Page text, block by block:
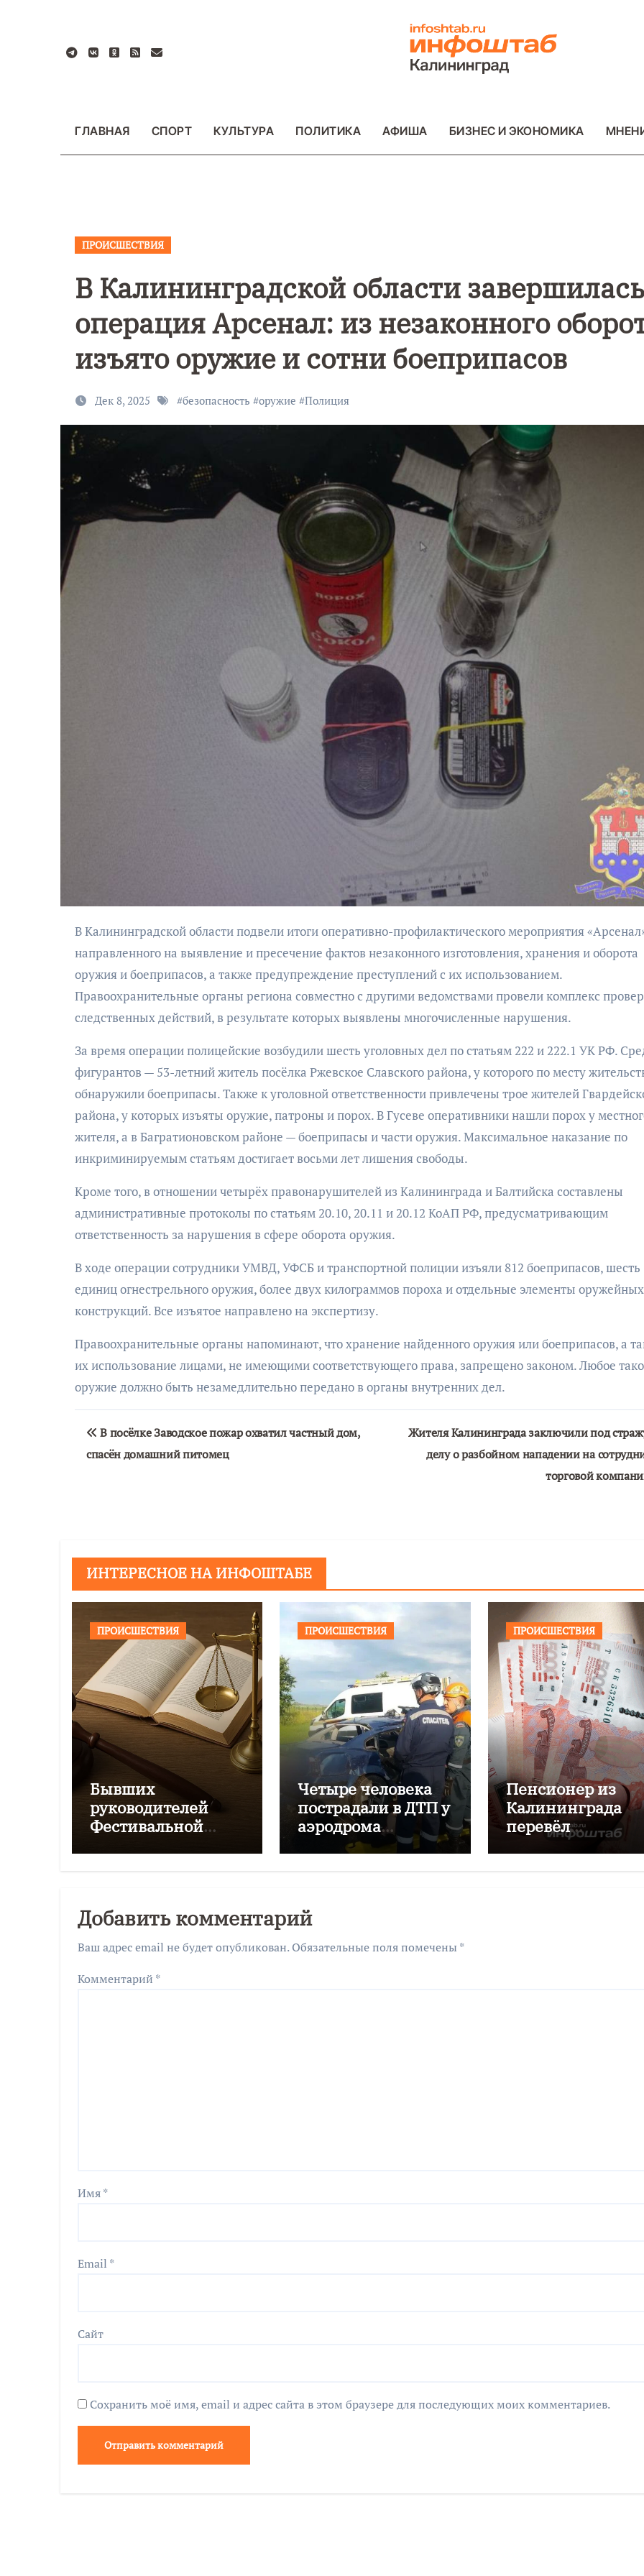
содержанию
ГЛАВНАЯ СПОРТ КУЛЬТУРА ПОЛИТИКА АФИША БИЗНЕС И ЭКОНОМИКА
ПРОИСШЕСТВИЯ
В Калининградской области завершилась
операция Арсенал: из незаконного
изъято оружие и сотни боеприпасов
Дек 8, 2025 #безопасность #оружие #Полиция
В Калининградской области подвели итоги оперативно-профилактического мероприятия «Арсенал»,
направленного на выявление и пресечение фактов незаконного изготовления, хранения и оборота
оружия и боеприпасов, а также предупреждение преступлений с их использованием.
Правоохранительные органы региона совместно с другими ведомствами провели комплекс
следственных действий, в результате которых выявлены многочисленные нарушения.
За время операции полицейские возбудили шесть уголовных дел по статьям 222 и 222.1 УК РФ.
фигурантов — 53-летний житель посёлка Ржевское Славского района, у которого по месту
обнаружили боеприпасы. Также к уголовной ответственности привлечены трое жителей
района, у которых изъяты оружие, патроны и порох. В Гусеве оперативники нашли порох у
жителя, а в Багратионовском районе — боеприпасы и части оружия. Максимальное наказание по
инкриминируемым статьям достигает восьми лет лишения свободы.
Кроме того, в отношении четырёх правонарушителей из Калининграда и Балтийска составлены
административные протоколы по статьям 20.10, 20.11 и 20.12 КоАП РФ, предусматривающим
ответственность за нарушения в сфере оборота оружия.
В ходе операции сотрудники УМВД, УФСБ и транспортной полиции изъяли 812 боеприпасов, шесть
единиц огнестрельного оружия, более двух килограммов пороха и отдельные элементы оружейных
конструкций. Все изъятое направлено на экспертизу.
Правоохранительные органы напоминают, что хранение найденного оружия или боеприпасов, а
их использование лицами, не имеющими соответствующего права, запрещено законом. Любое
оружие должно быть незамедлительно передано в органы внутренних дел.
Навигация
по
В посёлке Заводское пожар охватил частный дом,
спасён домашний питомец
Жителя Калининграда заключили под
делу о разбойном нападении на
торговой
ИНТЕРЕСНОЕ НА ИНФОШТАБЕ
ПРОИСШЕСТВИЯ
Бывших
руководителей
Фестивальной
ПРОИСШЕСТВИЯ
Четыре человека
пострадали в ДТП у
аэродрома
Чкаловский
ПРОИСШЕСТВИЯ
Пенсионер из
Калининграда
перевёл
мошенникам
Добавить комментарий
Ваш адрес email не будет опубликован. Обязательные поля помечены *
Комментарий *
Имя*
Email *
Сайт
Сохранить моё имя, email и адрес сайта в этом браузере для последующих моих комментариев.
9 Мая — День
Победы!
Уникальное
северное
сияние
запечатлели
над Балтикой
четверти пути»
АФИША
КУЛЬТУРА
ОБЩЕСТВО
поддержал
проведение в
Калининграде
морского фестиваля
«Открытое море»
ОБЩЕСТВО
Организаторы
фестиваля
«Открытое
объявили даты
проведения!